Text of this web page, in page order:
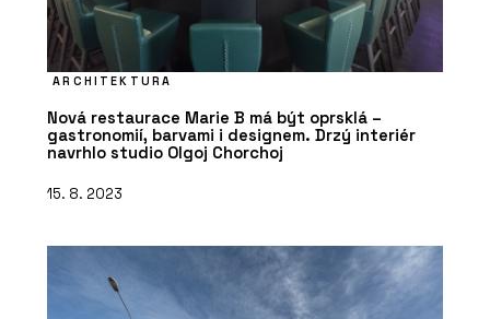
ARCHITEKTURA
Nová restaurace Marie B má být oprsklá –
gastronomií, barvami i designem. Drzý interiér
navrhlo studio Olgoj Chorchoj
15. 8. 2023